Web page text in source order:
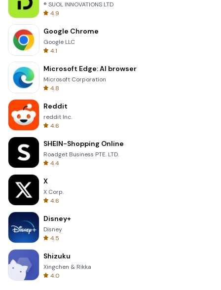
® SUOL INNOVATIONS LTD
4.9
Google Chrome
Google LLC
4.1
Microsoft Edge: AI browser
Microsoft Corporation
4.8
Reddit
reddit Inc.
4.6
SHEIN-Shopping Online
Roadget Business PTE. LTD.
4.4
X
X Corp.
4.6
Disney+
Disney
4.5
Shizuku
Xingchen & Rikka
4.0